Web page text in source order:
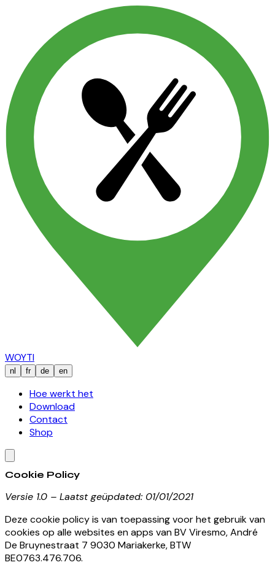
WOYTI
nl fr de en
Hoe werkt het
Download
Contact
Shop
Cookie Policy
Versie 1.0 – Laatst geüpdated: 01/01/2021
Deze cookie policy is van toepassing voor het gebruik van
cookies op alle websites en apps van BV Viresmo, André
De Bruynestraat 7 9030 Mariakerke, BTW
BE0763.476.706.